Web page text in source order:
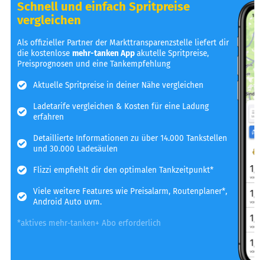
Schnell und einfach Spritpreise
vergleichen
Als offizieller Partner der Markttransparenzstelle liefert dir
die kostenlosemehr-tanken Appakutelle Spritpreise,
Preisprognosen und eine Tankempfehlung
Aktuelle Spritpreise in deiner Nähe vergleichen
Ladetarife vergleichen & Kosten für eine Ladung
erfahren
Detaillierte Informationen zu über 14.000 Tankstellen
und 30.000 Ladesäulen
Flizzi empfiehlt dir den optimalen Tankzeitpunkt*
Viele weitere Features wie Preisalarm, Routenplaner*,
Android Auto uvm.
*aktives mehr-tanken+ Abo erforderlich